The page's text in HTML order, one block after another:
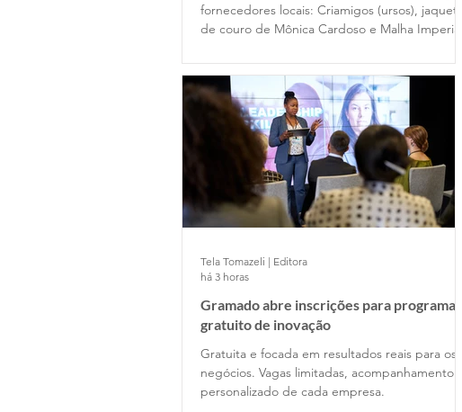
fornecedores locais: Criamigos (ursos), jaquetas
de couro de Mônica Cardoso e Malha Imperial
Gramado abre inscrições para programa
gratuito de inovação
Gratuita e focada em resultados reais para os
negócios. Vagas limitadas, acompanhamento
personalizado de cada empresa.
Tela Tomazeli | Editora
há 3 horas